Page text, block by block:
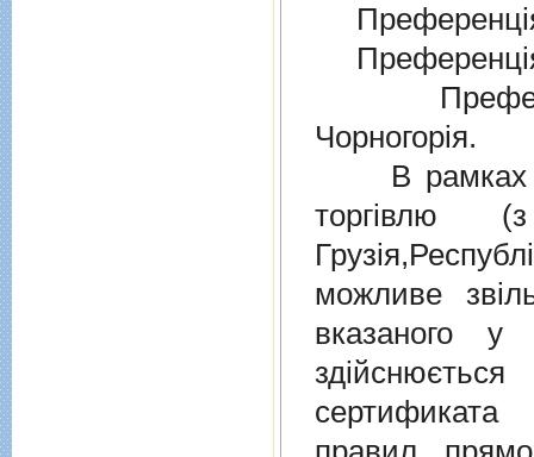
Чорногорія.
В рамках
торгiвлю
можливе
вказаного у